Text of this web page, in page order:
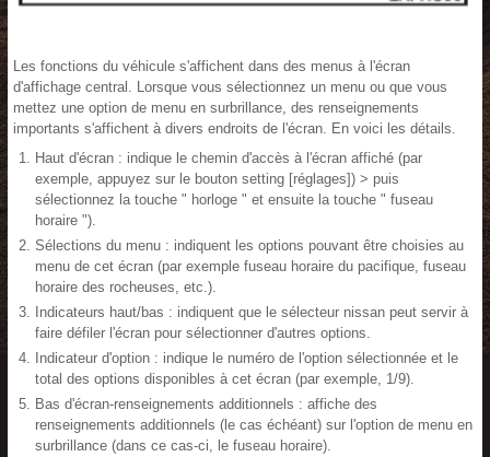
Les fonctions du véhicule s'affichent dans des menus à l'écran
d'affichage central. Lorsque vous sélectionnez un menu ou que vous
mettez une option de menu en surbrillance, des renseignements
importants s'affichent à divers endroits de l'écran. En voici les détails.
Haut d'écran : indique le chemin d'accès à l'écran affiché (par
exemple, appuyez sur le bouton setting [réglages]) > puis
sélectionnez la touche " horloge " et ensuite la touche " fuseau
horaire ").
Sélections du menu : indiquent les options pouvant être choisies au
menu de cet écran (par exemple fuseau horaire du pacifique, fuseau
horaire des rocheuses, etc.).
Indicateurs haut/bas : indiquent que le sélecteur nissan peut servir à
faire défiler l'écran pour sélectionner d'autres options.
Indicateur d'option : indique le numéro de l'option sélectionnée et le
total des options disponibles à cet écran (par exemple, 1/9).
Bas d'écran-renseignements additionnels : affiche des
renseignements additionnels (le cas échéant) sur l'option de menu en
surbrillance (dans ce cas-ci, le fuseau horaire).